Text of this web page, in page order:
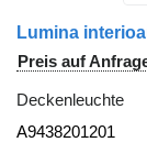
Preis auf
Deckenleuchte
A9438201201